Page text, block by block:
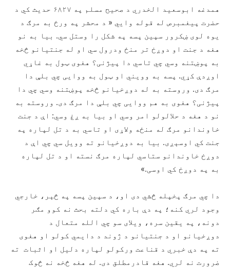
همدغه ابوسعید الخدري د صحیح مسلم په ۶۸۲۷ حدیث کي د
حضرت پیغمبرص له قوله وايي « د محشر په ورځ به مرګ د
یوه لوی ښکرور سپین پسه په شکل را وستل سي. بیا به نو
هغه د جنت او دوږخ تر منځ ودرول سي او له جنتیانو څخه
به پوښتنه وسي چي تاسي دا پیژنی؟ هغوی ټول به غاړي
اوږدې کړي. پسه به وویني او ټول به ووایی چي بلې دا
مرګ دی. وروسته به له دوږخیانو څخه پوښتنه وسي چي دا
پیژنی؟ هغوی به هم ووايی چي بلې دا مرګ دی. وروسته به
نو د هغه د حلالولو امر وسي او بیا به ږغ وسي: اې د جنت
خاوندانو مرګ له منځه ولاړی او تاسي به د تل لپاره په
جنت کي اوسېږی. بیا به دوږخیانو ته وویل سي چي اې د
دوږخ خاوندانو ستاسي لپاره مرګ نسته او د تل لپاره
به په دوږخ کي اوسی.»
دا چي مرګ پخپله څشي دی او، د سپین پسه په څېر، خارجي
وجود لري کنه؛ په دې باره کي دلته بحث نه کوو مګر
دونه، په یقین سره، ویلای سو چي الله متعال د
دوږخیانو او د جنتیانو د ژوند د دایمي کولو او هغوی
ته په دې خبري د قناعت ورکولو لپاره دلیل او اثبات ته
ضرورت نه لري. هغه قادرمطلق دی. له هغه څخه نه څوک